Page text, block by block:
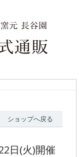
ショップへ戻る
日(火)開催